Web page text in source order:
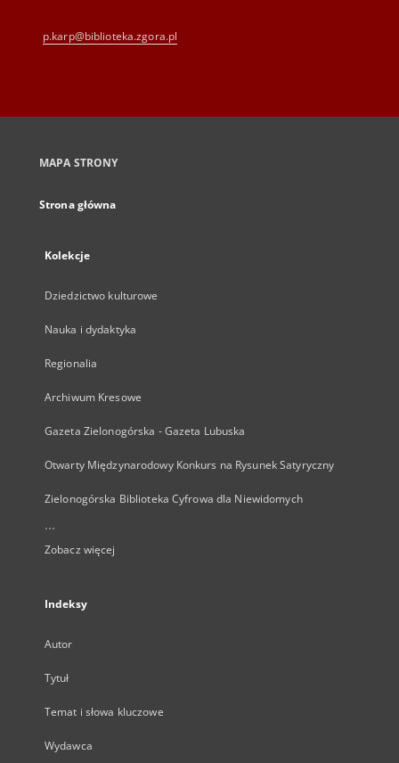
p.karp@biblioteka.zgora.pl
MAPA STRONY
Strona główna
Kolekcje
Dziedzictwo kulturowe
Nauka i dydaktyka
Regionalia
Archiwum Kresowe
Gazeta Zielonogórska - Gazeta Lubuska
Otwarty Międzynarodowy Konkurs na Rysunek Satyryczny
Zielonogórska Biblioteka Cyfrowa dla Niewidomych
...
Zobacz więcej
Indeksy
Autor
Tytuł
Temat i słowa kluczowe
Wydawca